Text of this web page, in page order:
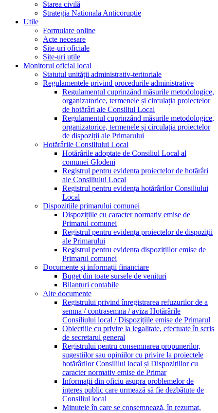
Starea civilă
Strategia Nationala Anticoruptie
Utile
Formulare online
Acte necesare
Site-uri oficiale
Site-uri utile
Monitorul oficial local
Statutul unității administrativ-teritoriale
Regulamentele privind procedurile administrative
Regulamentul cuprinzând măsurile metodologice,
organizatorice, termenele și circulația proiectelor
de hotărâri ale Consiliul Local
Regulamentul cuprinzând măsurile metodologice,
organizatorice, termenele și circulația proiectelor
de dispoziții ale Primarului
Hotărârile Consiliului Local
Hotărârile adoptate de Consiliul Local al
comunei Glodeni
Registrul pentru evidența proiectelor de hotărâri
ale Consiliului Local
Registrul pentru evidența hotărârilor Consiliului
Local
Dispozițiile primarului comunei
Dispozițiile cu caracter normativ emise de
Primarul comunei
Registrul pentru evidența proiectelor de dispoziții
ale Primarului
Registrul pentru evidența dispozițiilor emise de
Primarul comunei
Documente și informații financiare
Buget din toate sursele de venituri
Bilanțuri contabile
Alte documente
Registrului privind înregistrarea refuzurilor de a
semna / contrasemna / aviza Hotărârile
Consiliului local / Dispozițiile emise de Primarul
Obiecțiile cu privire la legalitate, efectuate în scris
de secretarul general
Registrului pentru consemnarea propunerilor,
sugestiilor sau opiniilor cu privire la proiectele
hotărârilor Consililui local și Dispozițiilor cu
caracter normativ emise de Primar
Informații din oficiu asupra problemelor de
interes public care urmează să fie dezbătute de
Consiliul local
Minutele în care se consemnează, în rezumat,